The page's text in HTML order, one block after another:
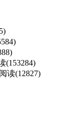
(153284)
阅读(12827)